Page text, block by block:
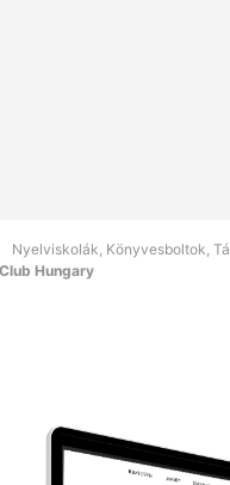
Nyelviskolák, Könyvesboltok,
Hungary